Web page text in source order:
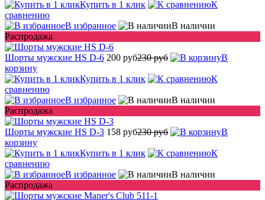
Купить в 1 клик
К
сравнению
В избранное
В наличии
Распродажа
Шорты мужские HS D-6 200 руб230 руб
В
корзину
Купить в 1 клик
К
сравнению
В избранное
В наличии
Распродажа
Шорты мужские HS D-3 158 руб230 руб
В
корзину
Купить в 1 клик
К
сравнению
В избранное
В наличии
Распродажа